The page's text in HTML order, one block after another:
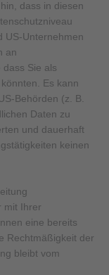
dass in diesen
US-Unternehmen
an
Sie als
Es kann
Behörden (z. B.
Daten zu
und dauerhaft
keinen
mit Ihrer
eine bereits
Rechtmäßigkeit der
bleibt vom